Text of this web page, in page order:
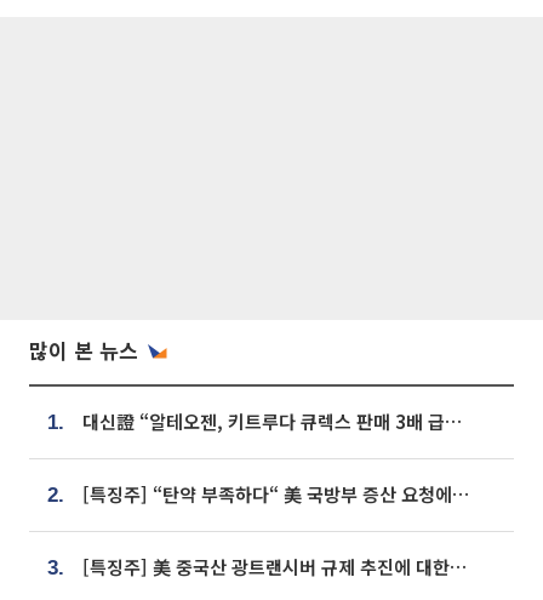
많이 본 뉴스
1. 대신證 “알테오젠, 키트루다 큐렉스 판매 3배 급증…목표가 41만원 상향”
2. [특징주] “탄약 부족하다“ 美 국방부 증산 요청에⋯국내 방산주 급등세
3. [특징주] 美 중국산 광트랜시버 규제 추진에 대한광통신 등 광통신株 강세